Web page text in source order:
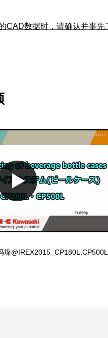
CAD数据时，请确认并事先
垛@IREX2015_CP180L,CP500L